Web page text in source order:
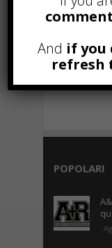
POPOLARI
And if you
refresh